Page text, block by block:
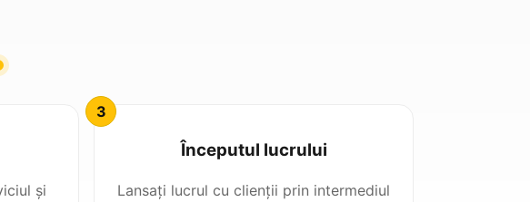
și
Începutul lucrului
Lansați lucrul cu clienții prin intermediul